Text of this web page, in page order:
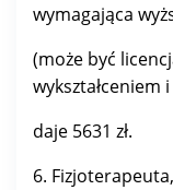
wymagająca
(może być
wykształceniem
daje 5631 zł.
6.